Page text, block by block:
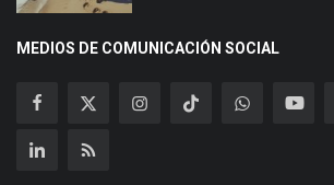
MEDIOS DE COMUNICACIÓN SOCIAL